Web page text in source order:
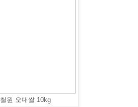
철원 오대쌀 10kg